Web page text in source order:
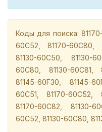
Коды для поиска:
60C52, 81170-60C80,
81130-60C50, 81130-
60C80, 81130-60C81,
81145-60F30, 81145-
60C51, 81170-60C52,
81170-60C82, 81130-
60C52, 81130-60C80,